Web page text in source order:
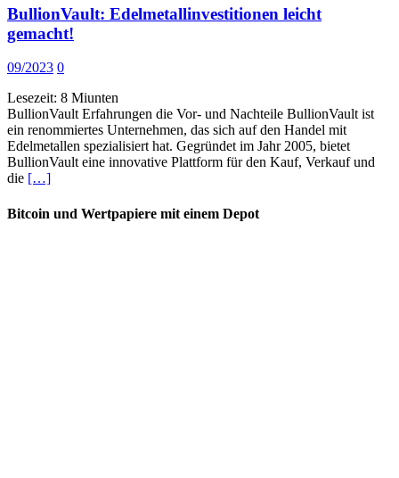
BullionVault: Edelmetallinvestitionen leicht
gemacht!
09/2023 0
Lesezeit: 8 Miunten
BullionVault Erfahrungen die Vor- und Nachteile BullionVault ist
ein renommiertes Unternehmen, das sich auf den Handel mit
Edelmetallen spezialisiert hat. Gegründet im Jahr 2005, bietet
BullionVault eine innovative Plattform für den Kauf, Verkauf und
die […]
Bitcoin und Wertpapiere mit einem Depot